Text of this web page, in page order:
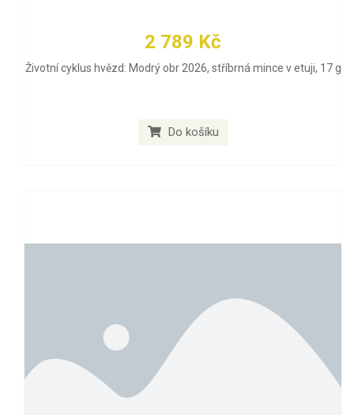
2 789 Kč
Životní cyklus hvězd: Modrý obr 2026, stříbrná mince v etuji, 17 g
Do košíku